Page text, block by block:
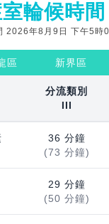
輪候時間
2026年8月9日 下午5時
區 新界區
分流類別
III
36 分鐘
(73 分鐘)
29 分鐘
(50 分鐘)